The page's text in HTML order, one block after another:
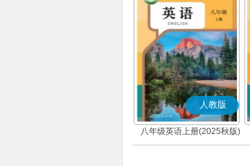
人教版
八年级英语上册(2025秋版)